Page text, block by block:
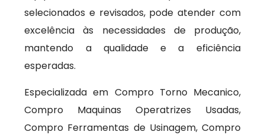
selecionados e revisados, pode atender com
excelência às necessidades de produção,
mantendo a qualidade e a eficiência
esperadas.
Especializada em Compro Torno Mecanico,
Compro Maquinas Operatrizes Usadas,
Compro Ferramentas de Usinagem, Compro